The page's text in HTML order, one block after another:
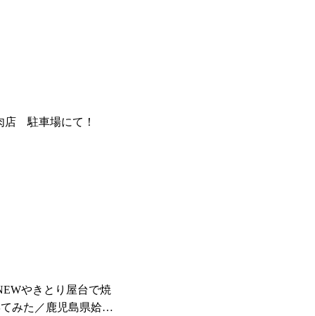
店 駐車場にて！
やきとり屋台で焼
みた／鹿児島県姶良